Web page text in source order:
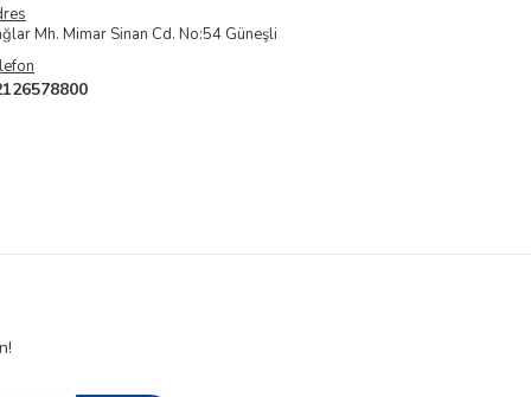
Mh. Mimar Sinan Cd. No:54 Güneşli